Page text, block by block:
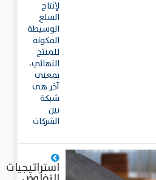
لإنتاج
السلع
الوسيطة
المكونة
للمنتج
النهائي،
بمعنى
آخر هى
شبكة
بين
الشركات
استراتيجيات